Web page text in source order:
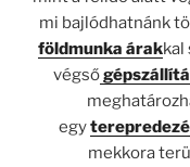
mi bajlódhatnánk
földmunka árakkal
végső
egy
mekkora